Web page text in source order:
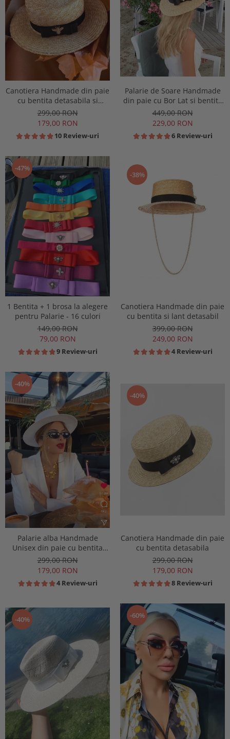
Canotiera Handmade din paie
cu bentita detasabila si
accesoriu la alegere
299,00 RON
179,00 RON
10 Review-uri
Palarie de Soare Handmade
din paie cu Bor Lat si bentita
detasabila la alegere
449,00 RON
229,00 RON
6 Review-uri
-47%
1 Bentita + 1 brosa la alegere
pentru Palarie - 16 culori
149,00 RON
79,00 RON
9 Review-uri
-38%
Canotiera Handmade din paie
cu bentita si lant detasabil
399,00 RON
249,00 RON
4 Review-uri
-40%
Palarie alba Handmade
Unisex din paie cu bentita
detasabila
299,00 RON
179,00 RON
4 Review-uri
-40%
Canotiera Handmade din paie
cu bentita detasabila
299,00 RON
179,00 RON
8 Review-uri
-40% -60%